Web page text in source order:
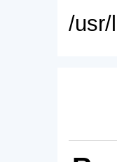
/usr/